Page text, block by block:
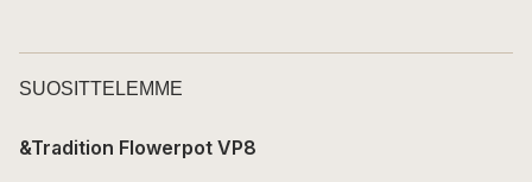
SUOSITTELEMME
&Tradition Flowerpot VP8